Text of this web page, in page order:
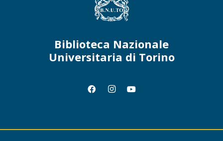
Biblioteca Nazionale
Universitaria di Torino